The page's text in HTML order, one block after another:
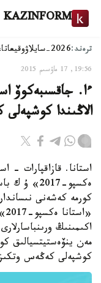
KAZINFORM
ترەند:2026-سايلاۋ وقيعا
19:56, 17 ماۋسىم 2015
الاڭىندا
استانا. قازاقپارات -
ەكسپو-
كورمە كەشەنى
اكىمىنىڭ
مەن ينۆەستيتسيالىق
كوشپەلى كەڭەس